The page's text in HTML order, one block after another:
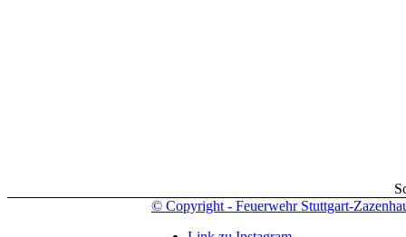
© Copyright - Feuerwehr Stuttgart-